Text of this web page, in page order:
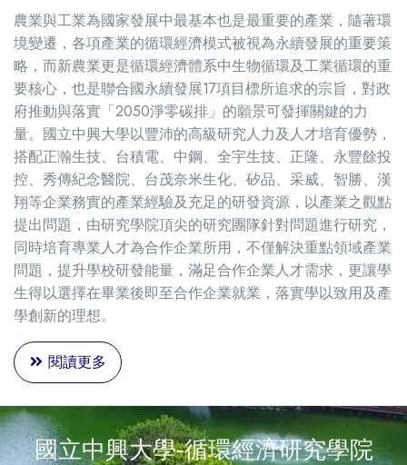
農業與工業為國家發展中最基本也是最重要的產業，隨著環
境變遷，各項產業的循環經濟模式被視為永續發展的重要策
略，而新農業更是循環經濟體系中生物循環及工業循環的重
要核心，也是聯合國永續發展17項目標所追求的宗旨，對政
府推動與落實「2050淨零碳排」的願景可發揮關鍵的力
量。國立中興大學以豐沛的高級研究人力及人才培育優勢，
搭配正瀚生技、台積電、中鋼、全宇生技、正隆、永豐餘投
控、秀傳紀念醫院、台茂奈米生化、矽品、采威、智勝、漢
翔等企業務實的產業經驗及充足的研發資源，以產業之觀點
提出問題，由研究學院頂尖的研究團隊針對問題進行研究，
同時培育專業人才為合作企業所用，不僅解決重點領域產業
問題，提升學校研發能量，滿足合作企業人才需求，更讓學
生得以選擇在畢業後即至合作企業就業，落實學以致用及產
學創新的理想。
閱讀更多
國立中興大學-循環經濟研究學院